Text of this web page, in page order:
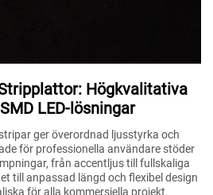
Stripplattor: Högkvalitativa
LED-lösningar
ger överordnad ljusstyrka och
för professionella användare stöder
från accentljus till fullskaliga
till anpassad längd och flexibel design
för alla kommersiella projekt.